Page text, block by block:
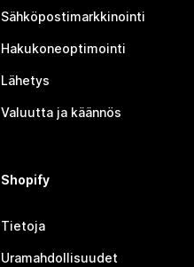
Sähköpostimarkkinointi
Hakukoneoptimointi
Lähetys
Valuutta ja käännös
Shopify
Tietoja
Uramahdollisuudet